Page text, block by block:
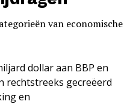
van economische
dollar aan BBP en
rechtstreeks gecreëerd
en